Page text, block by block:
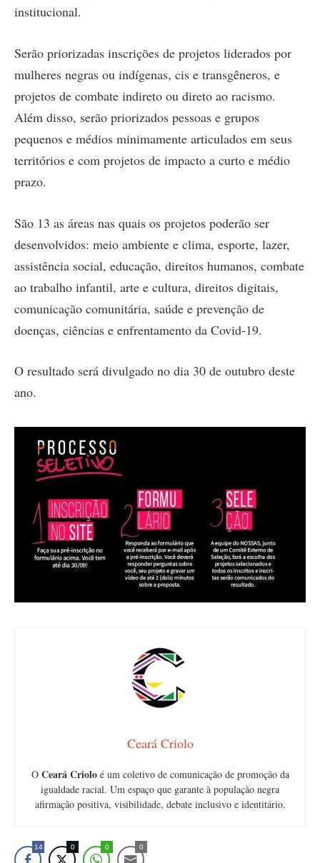
institucional.
Serão priorizadas inscrições de projetos liderados por
mulheres negras ou indígenas, cis e transgêneros, e
projetos de combate indireto ou direto ao racismo.
Além disso, serão priorizados pessoas e grupos
pequenos e médios minimamente articulados em seus
territórios e com projetos de impacto a curto e médio
prazo.
São 13 as áreas nas quais os projetos poderão ser
desenvolvidos: meio ambiente e clima, esporte, lazer,
assistência social, educação, direitos humanos, combate
ao trabalho infantil, arte e cultura, direitos digitais,
comunicação comunitária, saúde e prevenção de
doenças, ciências e enfrentamento da Covid-19.
O resultado será divulgado no dia 30 de outubro deste
ano.
Ceará Criolo
O Ceará Crioloé um coletivo de comunicação de promoção da
igualdade racial. Um espaço que garante à população negra
afirmação positiva, visibilidade, debate inclusivo e identitário.
14 0 0 0